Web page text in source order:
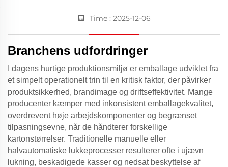
Time : 2025-12-06
Branchens udfordringer
I dagens hurtige produktionsmiljø er emballage udviklet fra
et simpelt operationelt trin til en kritisk faktor, der påvirker
produktsikkerhed, brandimage og driftseffektivitet. Mange
producenter kæmper med inkonsistent emballagekvalitet,
overdrevent høje arbejdskomponenter og begrænset
tilpasningsevne, når de håndterer forskellige
kartonstørrelser. Traditionelle manuelle eller
halvautomatiske lukkeprocesser resulterer ofte i ujævn
lukning, beskadigede kasser og nedsat beskyttelse af